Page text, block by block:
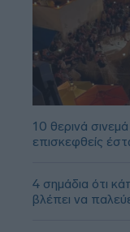
10 θερινά
επισκεφθείς
4 σημάδια ότι
βλέπει να